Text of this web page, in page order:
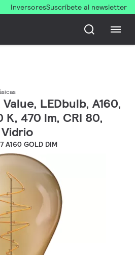
InversoresSuscríbete al newsletter
LEDbulb, A160,
K, 470 lm, CRI 80,
A160 GOLD DIM